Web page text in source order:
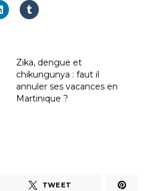
Zika, dengue et
chikungunya : faut il
annuler ses vacances en
Martinique ?
TWEET